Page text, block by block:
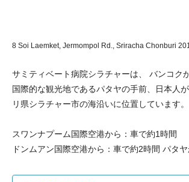
8 Soi Laemket, Jermompol Rd., Sriracha Chonburi
サミティベート病院シラチャーは、 バンコク
国際的な観光地であるパタヤの手前、日本人
リ県シラチャー市の海沿いに位置しています。
スワンナプーム国際空港から：車で約1時間
ドンムアン国際空港から：車で約2時間 パタ